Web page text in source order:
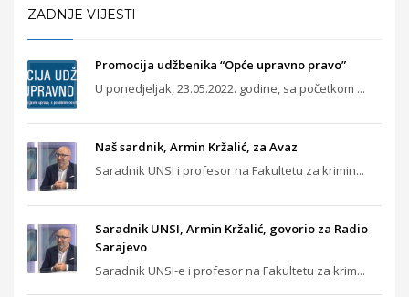
ZADNJE VIJESTI
Promocija udžbenika “Opće upravno pravo”
U ponedjeljak, 23.05.2022. godine, sa početkom ...
Naš sardnik, Armin Kržalić, za Avaz
Saradnik UNSI i profesor na Fakultetu za krimin...
Saradnik UNSI, Armin Kržalić, govorio za Radio
Sarajevo
Saradnik UNSI-e i profesor na Fakultetu za krim...